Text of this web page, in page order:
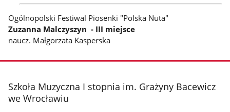
Ogólnopolski Festiwal Piosenki "Polska Nuta"
Zuzanna Malczyszyn - III miejsce
naucz. Małgorzata Kasperska
stopka
Szkoła Muzyczna I stopnia im. Grażyny Bacewicz
we Wrocławiu